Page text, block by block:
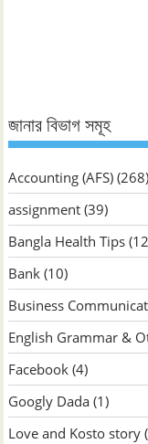
জানার বিভাগ সমূহ
Accounting (AFS) (268)
assignment (39)
Bangla Health Tips
Bank (10)
Business
English Grammar &
Facebook (4)
Googly Dada (1)
Love and Kosto story